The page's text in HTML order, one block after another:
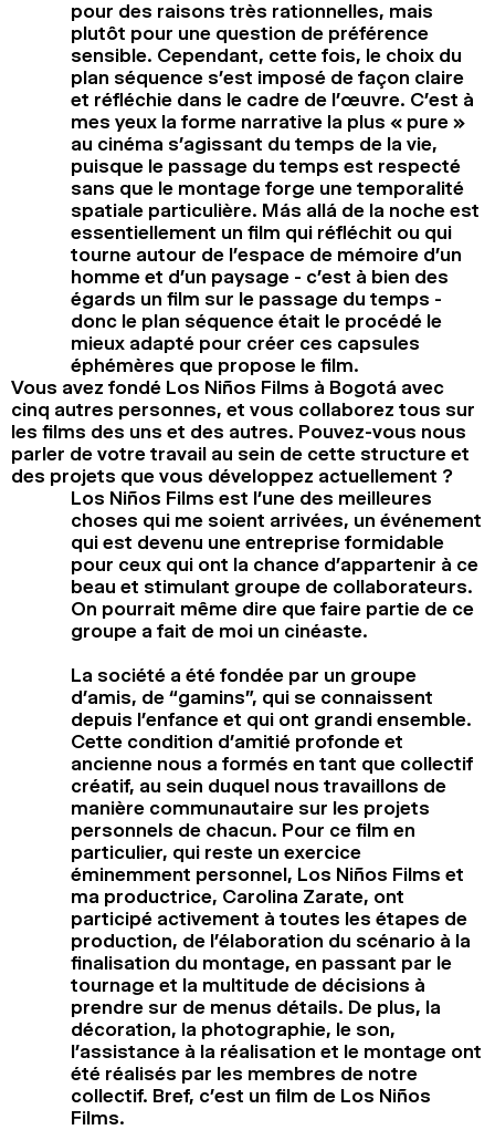
pour des raisons très rationnelles, mais
plutôt pour une question de préférence
sensible. Cependant, cette fois, le choix du
plan séquence s’est imposé de façon claire
et réfléchie dans le cadre de l’œuvre. C’est à
mes yeux la forme narrative la plus « pure »
au cinéma s’agissant du temps de la vie,
puisque le passage du temps est respecté
sans que le montage forge une temporalité
spatiale particulière. Más allá de la noche est
essentiellement un film qui réfléchit ou qui
tourne autour de l’espace de mémoire d’un
homme et d’un paysage - c’est à bien des
égards un film sur le passage du temps -
donc le plan séquence était le procédé le
mieux adapté pour créer ces capsules
éphémères que propose le film.
Vous avez fondé Los Niños Films à Bogotá avec
cinq autres personnes, et vous collaborez tous sur
les films des uns et des autres. Pouvez-vous nous
parler de votre travail au sein de cette structure et
des projets que vous développez actuellement ?
Los Niños Films est l’une des meilleures
choses qui me soient arrivées, un événement
qui est devenu une entreprise formidable
pour ceux qui ont la chance d’appartenir à ce
beau et stimulant groupe de collaborateurs.
On pourrait même dire que faire partie de ce
groupe a fait de moi un cinéaste.
La société a été fondée par un groupe
d’amis, de “gamins”, qui se connaissent
depuis l’enfance et qui ont grandi ensemble.
Cette condition d’amitié profonde et
ancienne nous a formés en tant que collectif
créatif, au sein duquel nous travaillons de
manière communautaire sur les projets
personnels de chacun. Pour ce film en
particulier, qui reste un exercice
éminemment personnel, Los Niños Films et
ma productrice, Carolina Zarate, ont
participé activement à toutes les étapes de
production, de l’élaboration du scénario à la
finalisation du montage, en passant par le
tournage et la multitude de décisions à
prendre sur de menus détails. De plus, la
décoration, la photographie, le son,
l’assistance à la réalisation et le montage ont
été réalisés par les membres de notre
collectif. Bref, c’est un film de Los Niños
Films.